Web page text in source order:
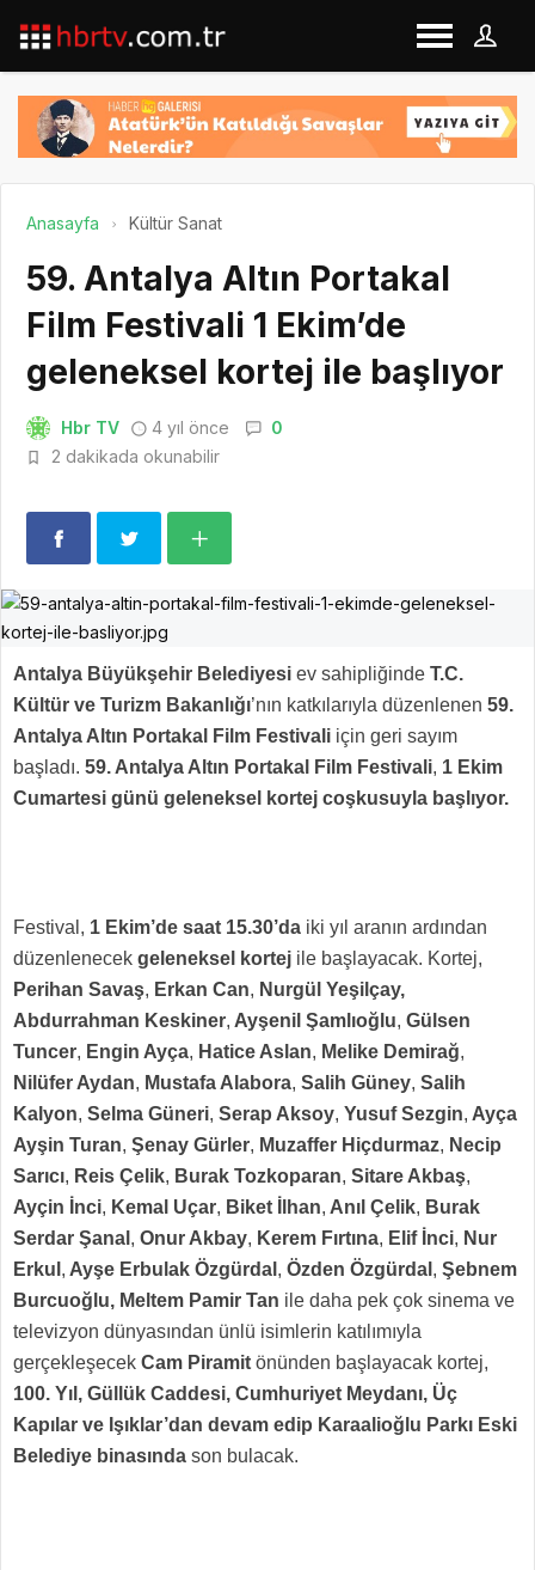
Anasayfa Kültür Sanat
59. Antalya Altın Portakal
Film Festivali 1 Ekim’de
geleneksel kortej ile başlıyor
Hbr TV 4 yıl önce
0
2 dakikada okunabilir
Antalya Büyükşehir Belediyesi ev sahipliğinde T.C.
Kültür ve Turizm Bakanlığı’nın katkılarıyla düzenlenen 59.
Antalya Altın Portakal Film Festivali için geri sayım
başladı. 59. Antalya Altın Portakal Film Festivali, 1 Ekim
Cumartesi günü geleneksel kortej coşkusuyla başlıyor.
Festival, 1 Ekim’de saat 15.30’da iki yıl aranın ardından
düzenlenecek geleneksel kortej ile başlayacak. Kortej,
Perihan Savaş, Erkan Can, Nurgül Yeşilçay,
Abdurrahman Keskiner, Ayşenil Şamlıoğlu, Gülsen
Tuncer, Engin Ayça, Hatice Aslan, Melike Demirağ,
Nilüfer Aydan, Mustafa Alabora, Salih Güney, Salih
Kalyon, Selma Güneri, Serap Aksoy, Yusuf Sezgin, Ayça
Ayşin Turan, Şenay Gürler, Muzaffer Hiçdurmaz, Necip
Sarıcı, Reis Çelik, Burak Tozkoparan, Sitare Akbaş,
Ayçin İnci, Kemal Uçar, Biket İlhan, Anıl Çelik, Burak
Serdar Şanal , Onur Akbay, Kerem Fırtına, Elif İnci, Nur
Erkul , Ayşe Erbulak Özgürdal , Özden Özgürdal , Şebnem
Burcuoğlu, Meltem Pamir Tan ile daha pek çok sinema ve
televizyon dünyasından ünlü isimlerin katılımıyla
gerçekleşecek Cam Piramit önünden başlayacak kortej,
100. Yıl, Güllük Caddesi, Cumhuriyet Meydanı, Üç
Kapılar ve Işıklar’dan devam edip Karaalioğlu Parkı Eski
Belediye binasında son bulacak.